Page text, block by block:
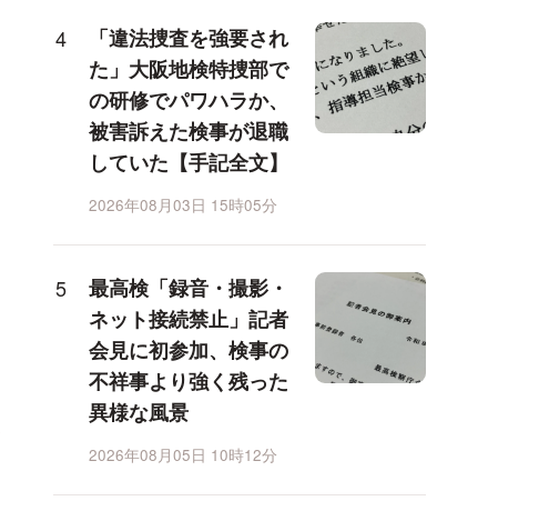
「違法捜査を強要され
た」大阪地検特捜部で
の研修でパワハラか、
被害訴えた検事が退職
していた【手記全文】
2026年08月03日 15時05分
最高検「録音・撮影・
ネット接続禁止」記者
会見に初参加、検事の
不祥事より強く残った
異様な風景
2026年08月05日 10時12分